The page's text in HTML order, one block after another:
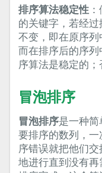
排序算法稳定性
的关键字，若经
不变，即在原序
而在排序后的序
序算法是稳定的；
冒泡排序
冒泡排序是一种
要排序的数列，
序错误就把他们
地进行直到没有